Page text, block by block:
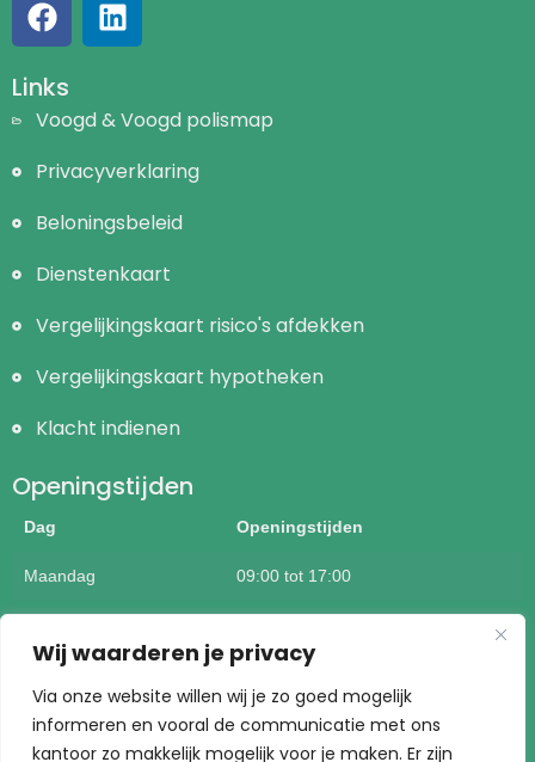
Wij waarderen je privacy
Via onze website willen wij je zo goed mogelijk
informeren en vooral de communicatie met ons
kantoor zo makkelijk mogelijk voor je maken. Er zijn
Links
Voogd & Voogd polismap
Privacyverklaring
Beloningsbeleid
Dienstenkaart
Vergelijkingskaart risico's afdekken
Vergelijkingskaart hypotheken
Klacht indienen
Openingstijden
Dag Openingstijden
Maandag 09:00 tot 17:00
Donderdag 09:00 tot 17:00